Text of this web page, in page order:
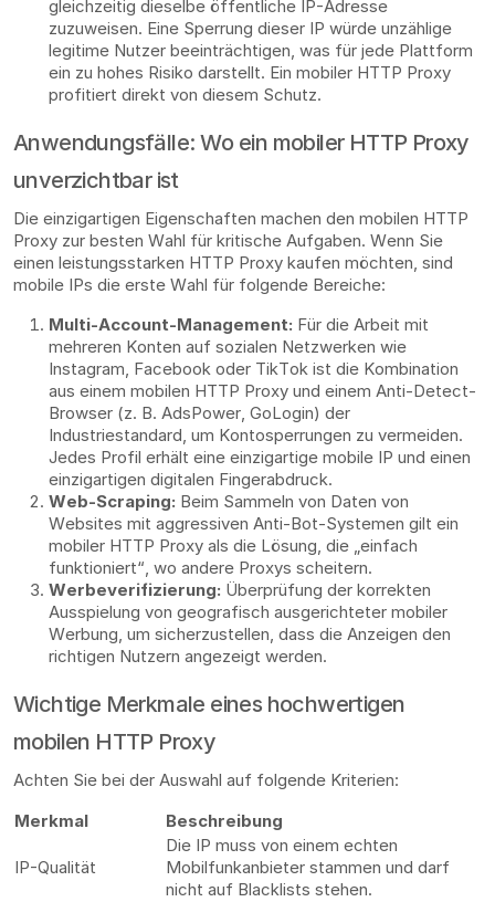
gleichzeitig dieselbe öffentliche IP-Adresse
zuzuweisen. Eine Sperrung dieser IP würde unzählige
legitime Nutzer beeinträchtigen, was für jede Plattform
ein zu hohes Risiko darstellt. Ein mobiler HTTP Proxy
profitiert direkt von diesem Schutz.
Anwendungsfälle: Wo ein mobiler HTTP Proxy
unverzichtbar ist
Die einzigartigen Eigenschaften machen den mobilen HTTP
Proxy zur besten Wahl für kritische Aufgaben. Wenn Sie
einen leistungsstarken HTTP Proxy kaufen möchten, sind
mobile IPs die erste Wahl für folgende Bereiche:
Multi-Account-Management: Für die Arbeit mit
mehreren Konten auf sozialen Netzwerken wie
Instagram, Facebook oder TikTok ist die Kombination
aus einem mobilen HTTP Proxy und einem Anti-Detect-
Browser (z. B. AdsPower, GoLogin) der
Industriestandard, um Kontosperrungen zu vermeiden.
Jedes Profil erhält eine einzigartige mobile IP und einen
einzigartigen digitalen Fingerabdruck.
Web-Scraping: Beim Sammeln von Daten von
Websites mit aggressiven Anti-Bot-Systemen gilt ein
mobiler HTTP Proxy als die Lösung, die „einfach
funktioniert“, wo andere Proxys scheitern.
Werbeverifizierung: Überprüfung der korrekten
Ausspielung von geografisch ausgerichteter mobiler
Werbung, um sicherzustellen, dass die Anzeigen den
richtigen Nutzern angezeigt werden.
Wichtige Merkmale eines hochwertigen
mobilen HTTP Proxy
Achten Sie bei der Auswahl auf folgende Kriterien:
Merkmal
Beschreibung
IP-Qualität
Die IP muss von einem echten
Mobilfunkanbieter stammen und darf
nicht auf Blacklists stehen.